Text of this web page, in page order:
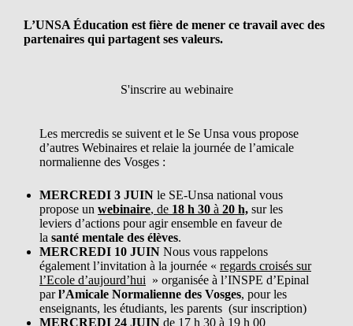
L’UNSA Éducation est fière de mener ce travail avec des
partenaires qui partagent ses valeurs.
S'inscrire au webinaire
Les mercredis se suivent et le Se Unsa vous propose
d’autres Webinaires et relaie la journée de l’amicale
normalienne des Vosges :
MERCREDI 3 JUIN le SE-Unsa national vous
propose un webinaire, de 18 h 30 à 20 h, sur les
leviers d’actions pour agir ensemble en faveur de
la santé mentale des élèves.
MERCREDI 10 JUIN Nous vous rappelons
également l’invitation à la journée « regards croisés sur
l’Ecole d’aujourd’hui » organisée à l’INSPE d’Epinal
parl’Amicale Normalienne des Vosges, pour les
enseignants, les étudiants, les parents (sur inscription)
MERCREDI 24 JUIN de 17 h 30 à 19 h 00